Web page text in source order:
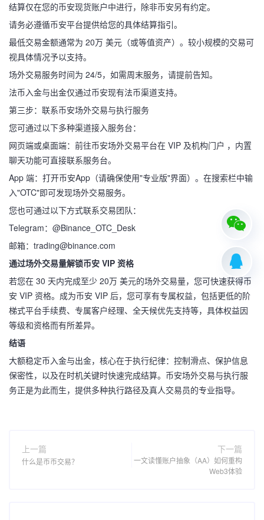
结算仅在您的币安现货账户中进行，除非币安另有约定。
请务必遵循币安平台提供给您的具体结算指引。
最低交易金额通常为 20万 美元（或等值资产）。较小规模的交易可
视具体情况予以支持。
场外交易服务时间为 24/5，如需周末服务，请提前告知。
法币入金与出金仅通过币安现有法币渠道支持。
第三步：联系币安场外交易与执行服务
您可通过以下多种渠道接入服务台：
网页端或桌面端：前往币安场外交易平台在 VIP 及机构门户 ，内置
聊天功能可直接联系服务台。
App 端：打开币安App（请确保使用"专业版"界面）。在搜索栏中输
入"OTC"即可发现场外交易服务。
您也可通过以下方式联系交易团队：
Telegram：@Binance_OTC_Desk
邮箱：trading@binance.com
通过场外交易量解锁币安 VIP 资格
若您在 30 天内完成至少 20万 美元的场外交易量，您可快速获得币
安 VIP 资格。成为币安 VIP 后，您可享有专属权益，包括更低的阶
梯式平台手续费、专属客户经理、全天候优先支持等，具体权益因
等级和资格而有所差异。
结语
大额稳定币入金与出金，核心在于执行纪律：控制滑点、保护信息
保密性，以及在时机关键时快速完成结算。币安场外交易与执行服
务正是为此而生，提供多种执行路径及真人交易员的专业指导。
上一篇
什么是币币交易？
下一篇
一文读懂账户抽象（AA）如何重构
Web3体验